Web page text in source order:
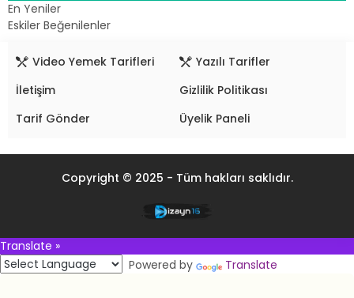
En Yeniler
Eskiler Beğenilenler
Video Yemek Tarifleri
Yazılı Tarifler
İletişim
Gizlilik Politikası
Tarif Gönder
Üyelik Paneli
Copyright © 2025 - Tüm hakları saklıdır.
Translate »
Powered by
Translate